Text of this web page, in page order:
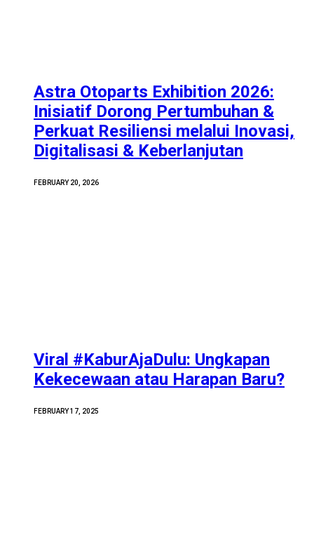
Astra Otoparts Exhibition 2026:
Inisiatif Dorong Pertumbuhan &
Perkuat Resiliensi melalui Inovasi,
Digitalisasi & Keberlanjutan
FEBRUARY 20, 2026
Viral #KaburAjaDulu: Ungkapan
Kekecewaan atau Harapan Baru?
FEBRUARY 17, 2025